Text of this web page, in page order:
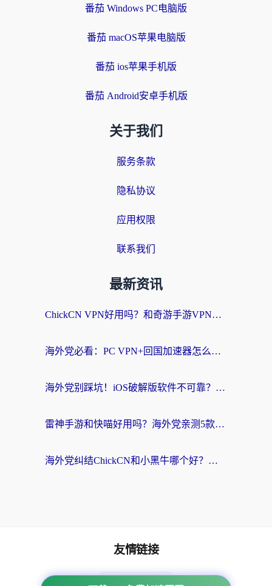
番茄 Windows PC电脑版
番茄 macOS苹果电脑版
番茄 ios苹果手机版
番茄 Android安卓手机版
关于我们
服务条款
隐私协议
应用权限
联系我们
最新资讯
ChickCN VPN好用吗？和奇游手游VPN对比哪个回国效果更好？海外党亲测实用指南
海外党必看：PC VPN+回国加速器怎么选？无缝访问国内资源全攻略
海外党别踩坑！iOS破解版软件不可靠？教你选对回国加速器无缝看国内资源
雷神手游和快喵好用吗？海外党亲测5款回国加速器，附斧牛Bling对比+微信视频号解决办法
海外党纠结ChickCN和小黑牛哪个好？一篇帮你选对回国加速器的实用指南
友情链接
番茄加速器